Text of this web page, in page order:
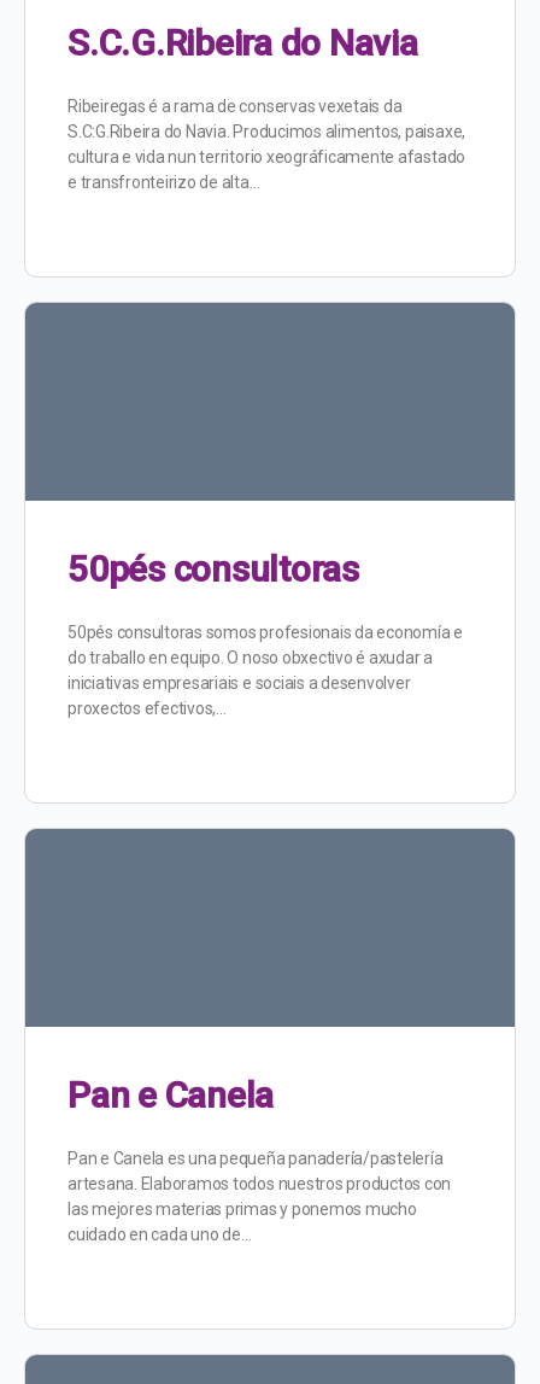
S.C.G.Ribeira do Navia
Ribeiregas é a rama de conservas vexetais da
S.C:G.Ribeira do Navia. Producimos alimentos, paisaxe,
cultura e vida nun territorio xeográficamente afastado
e transfronteirizo de alta…
50pés consultoras
50pés consultoras somos profesionais da economía e
do traballo en equipo. O noso obxectivo é axudar a
iniciativas empresariais e sociais a desenvolver
proxectos efectivos,…
Pan e Canela
Pan e Canela es una pequeña panadería/pastelería
artesana. Elaboramos todos nuestros productos con
las mejores materias primas y ponemos mucho
cuidado en cada uno de…